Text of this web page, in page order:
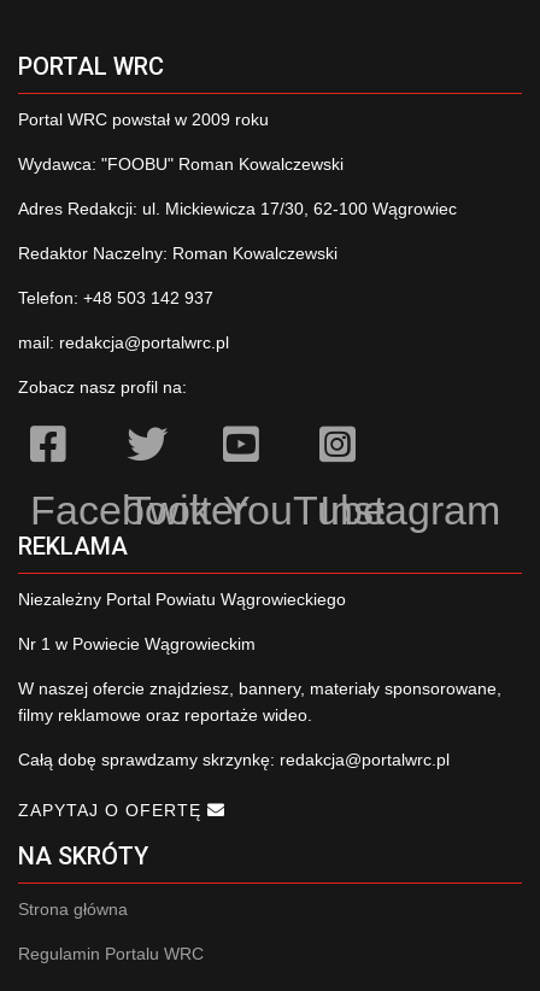
PORTAL WRC
Portal WRC powstał w 2009 roku
Wydawca: "FOOBU" Roman Kowalczewski
Adres Redakcji: ul. Mickiewicza 17/30, 62-100 Wągrowiec
Redaktor Naczelny: Roman Kowalczewski
Telefon: +48 503 142 937
mail: redakcja@portalwrc.pl
Zobacz nasz profil na:
Facebook
TwitterYouTubeInstagram
REKLAMA
Niezależny Portal Powiatu Wągrowieckiego
Nr 1 w Powiecie Wągrowieckim
W naszej ofercie znajdziesz, bannery, materiały sponsorowane,
filmy reklamowe oraz reportaże wideo.
Całą dobę sprawdzamy skrzynkę: redakcja@portalwrc.pl
ZAPYTAJ O OFERTĘ
NA SKRÓTY
Strona główna
Regulamin Portalu WRC